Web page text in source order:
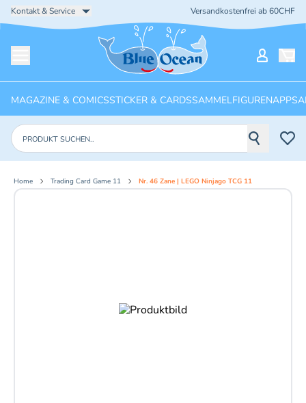
Kontakt & Service Versandkostenfrei ab 60CHF
Startseite
MAGAZINE & COMICSSTICKER & CARDSSAMMELFIGURENAPPS
Produkte suchen
Home Trading Card Game 11 Nr. 46 Zane | LEGO Ninjago TCG 11